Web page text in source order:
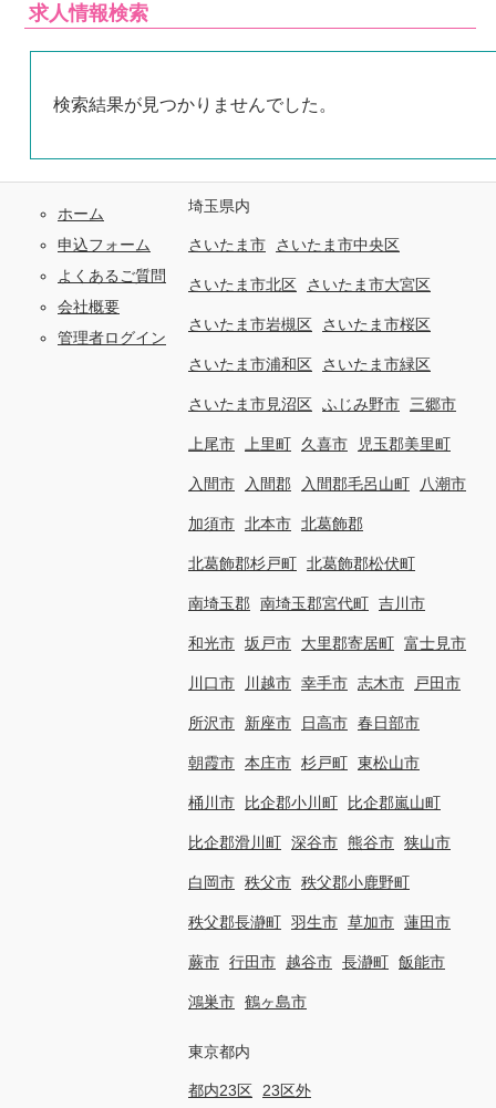
求人情報検索
検索結果が見つかりませんでした。
ホーム
申込フォーム
よくあるご質問
会社概要
管理者ログイン
埼玉県内
さいたま市 さいたま市中央区
さいたま市北区 さいたま市大宮区
さいたま市岩槻区 さいたま市桜区
さいたま市浦和区 さいたま市緑区
さいたま市見沼区 ふじみ野市 三郷市
上尾市 上里町 久喜市 児玉郡美里町
入間市 入間郡 入間郡毛呂山町 八潮市
加須市 北本市 北葛飾郡
北葛飾郡杉戸町 北葛飾郡松伏町
南埼玉郡 南埼玉郡宮代町 吉川市
和光市 坂戸市 大里郡寄居町 富士見市
川口市 川越市 幸手市 志木市 戸田市
所沢市 新座市 日高市 春日部市
朝霞市 本庄市 杉戸町 東松山市
桶川市 比企郡小川町 比企郡嵐山町
比企郡滑川町 深谷市 熊谷市 狭山市
白岡市 秩父市 秩父郡小鹿野町
秩父郡長瀞町 羽生市 草加市 蓮田市
蕨市 行田市 越谷市 長瀞町 飯能市
鴻巣市 鶴ヶ島市
東京都内
都内23区 23区外